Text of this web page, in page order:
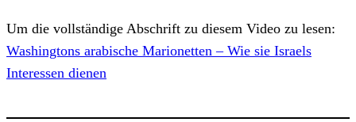
Um die vollständige Abschrift zu diesem Video zu lesen:
Washingtons arabische Marionetten – Wie sie Israels
Interessen dienen